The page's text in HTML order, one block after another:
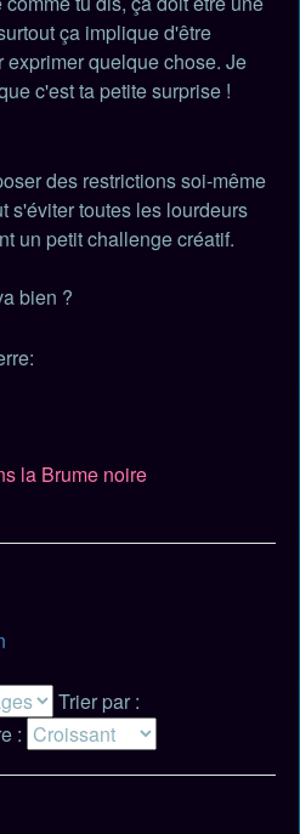
ça implique d'être
quelque chose. Je
c'est ta petite surprise !
des restrictions soi-même
s'éviter toutes les lourdeurs
un petit challenge créatif.
bien ?
la Brume noire
Trier par :
: